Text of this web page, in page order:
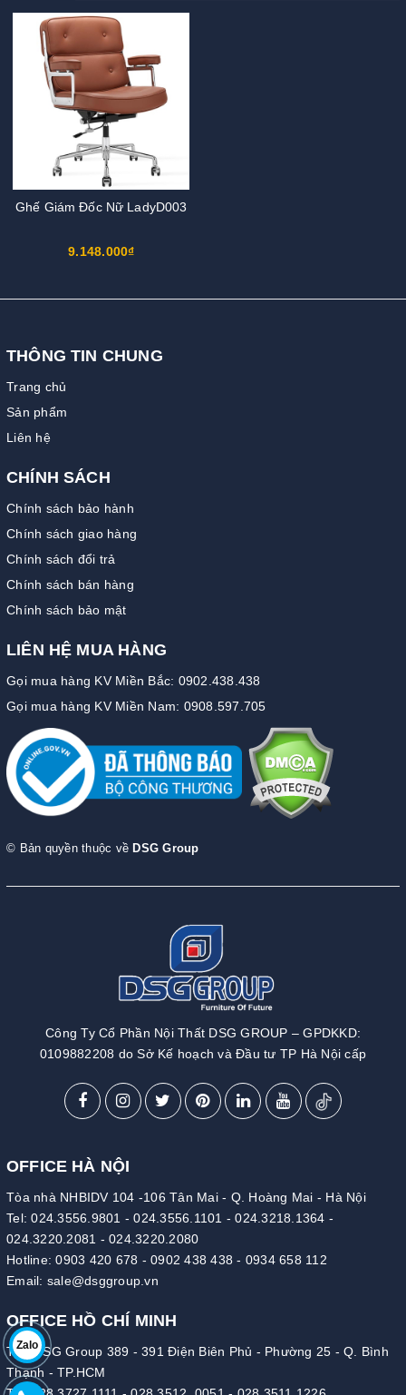
Ghế Giám Đốc Nữ LadyD003
9.148.000₫
Zalo
THÔNG TIN CHUNG
Trang chủ
Sản phẩm
Liên hệ
CHÍNH SÁCH
Chính sách bảo hành
Chính sách giao hàng
Chính sách đổi trả
Chính sách bán hàng
Chính sách bảo mật
LIÊN HỆ MUA HÀNG
Gọi mua hàng KV Miền Bắc: 0902.438.438
Gọi mua hàng KV Miền Nam: 0908.597.705
© Bản quyền thuộc về DSG Group
Công Ty Cổ Phần Nội Thất DSG GROUP – GPDKKD:
0109882208 do Sở Kế hoạch và Đầu tư TP Hà Nội cấp
OFFICE HÀ NỘI
Tòa nhà NHBIDV 104 -106 Tân Mai - Q. Hoàng Mai - Hà Nội
Tel:024.3556.9801 -024.3556.1101 -024.3218.1364 -
024.3220.2081 - 024.3220.2080
Hotline:0903 420 678 - 0902 438 438 - 0934 658 112
Email: sale@dsggroup.vn
OFFICE HỒ CHÍ MINH
Tòa DSG Group 389 - 391 Điện Biên Phủ - Phường 25 - Q. Bình
Thạnh - TP.HCM